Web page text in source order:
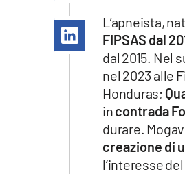
L’apneista,
FIPSAS dal
dal 2015. Nel
nel 2023 alle
Honduras;
incontrada
durare.
creazione di
l’interesse